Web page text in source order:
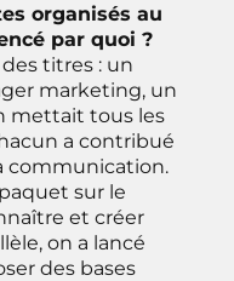
organisés au
par quoi ?
titres : un
marketing, un
mettait tous les
a contribué
communication.
sur le
et créer
on a lancé
des bases